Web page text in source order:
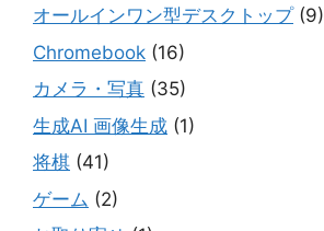
オールインワン型デスクトップ(9)
Chromebook (16)
カメラ・写真 (35)
生成AI 画像生成 (1)
将棋 (41)
ゲーム (2)